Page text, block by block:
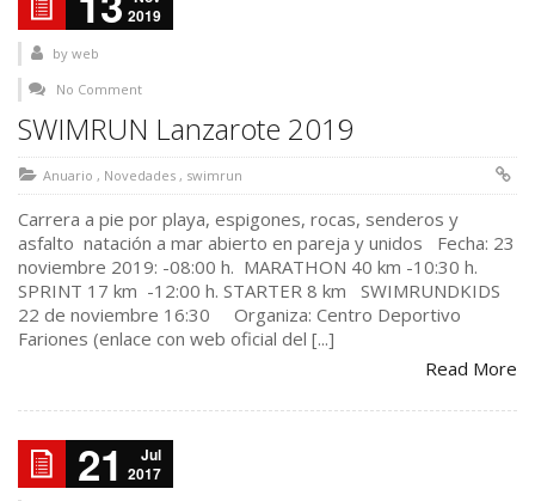
2019
by web
No Comment
SWIMRUN Lanzarote 2019
Anuario , Novedades , swimrun
Carrera a pie por playa, espigones, rocas, senderos y
asfalto natación a mar abierto en pareja y unidos Fecha: 23
noviembre 2019: -08:00 h. MARATHON 40 km -10:30 h.
SPRINT 17 km -12:00 h. STARTER 8 km SWIMRUNDKIDS
22 de noviembre 16:30 Organiza: Centro Deportivo
Fariones (enlace con web oficial del [...]
Read More
21
Jul
2017